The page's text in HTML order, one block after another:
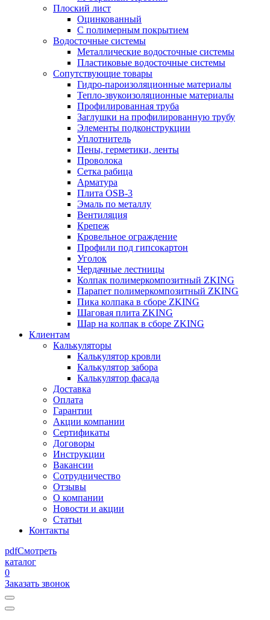
Плоский лист
Оцинкованный
С полимерным покрытием
Водосточные системы
Металлические водосточные системы
Пластиковые водосточные системы
Сопутствующие товары
Гидро-пароизоляционные материалы
Тепло-звукоизоляционные материалы
Профилированная труба
Заглушки на профилированную трубу
Элементы подконструкции
Уплотнитель
Пены, герметики, ленты
Проволока
Сетка рабица
Арматура
Плита OSB-3
Эмаль по металлу
Вентиляция
Крепеж
Кровельное ограждение
Профили под гипсокартон
Уголок
Чердачные лестницы
Колпак полимеркомпозитный ZKING
Парапет полимеркомпозитный ZKING
Пика колпака в сборе ZKING
Шаговая плита ZKING
Шар на колпак в сборе ZKING
Клиентам
Калькуляторы
Калькулятор кровли
Калькулятор забора
Калькулятор фасада
Доставка
Оплата
Гарантии
Акции компании
Сертификаты
Договоры
Инструкции
Вакансии
Сотрудничество
Отзывы
О компании
Новости и акции
Статьи
Контакты
pdfСмотреть
каталог
0
Заказать звонок